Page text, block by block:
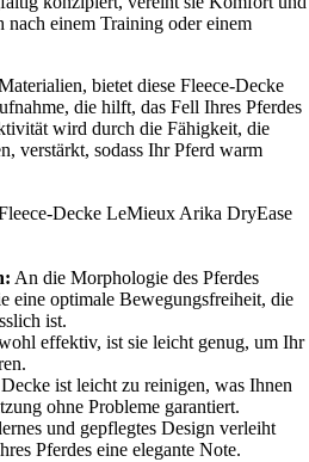
nach einem Training oder einem
bietet diese Fleece-Decke
die hilft, das Fell Ihres Pferdes
wird durch die Fähigkeit, die
verstärkt, sodass Ihr Pferd warm
Decke LeMieux Arika DryEase
An die Morphologie des Pferdes
eine optimale Bewegungsfreiheit, die
ist.
effektiv, ist sie leicht genug, um Ihr
ist leicht zu reinigen, was Ihnen
ohne Probleme garantiert.
und gepflegtes Design verleiht
Pferdes eine elegante Note.